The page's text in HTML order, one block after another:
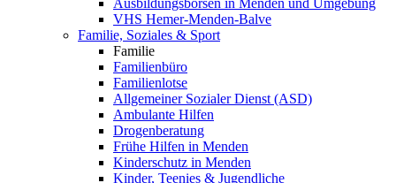
Ausbildungsbörsen in Menden und Umgebung
VHS Hemer-Menden-Balve
Familie, Soziales & Sport
Familie
Familienbüro
Familienlotse
Allgemeiner Sozialer Dienst (ASD)
Ambulante Hilfen
Drogenberatung
Frühe Hilfen in Menden
Kinderschutz in Menden
Kinder, Teenies & Jugendliche